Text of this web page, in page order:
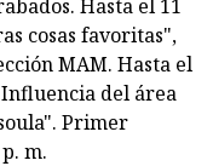
Hasta el 11
cosas favoritas",
MAM. Hasta el
del área
Primer
m.